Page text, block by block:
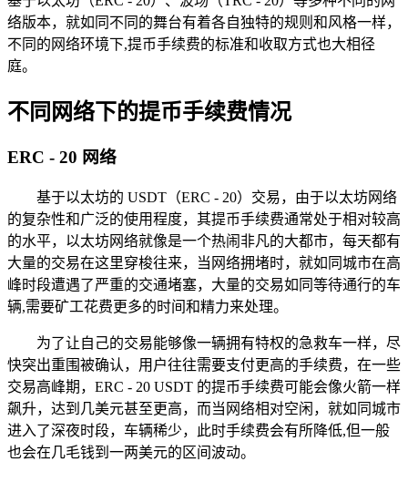
络版本，就如同不同的舞台有着各自独特的规则和风格一样，
不同的网络环境下,提币手续费的标准和收取方式也大相径
庭。
不同网络下的提币手续费情况
ERC - 20 网络
基于以太坊的 USDT（ERC - 20）交易，由于以太坊网络
的复杂性和广泛的使用程度，其提币手续费通常处于相对较高
的水平，以太坊网络就像是一个热闹非凡的大都市，每天都有
大量的交易在这里穿梭往来，当网络拥堵时，就如同城市在高
峰时段遭遇了严重的交通堵塞，大量的交易如同等待通行的车
辆,需要矿工花费更多的时间和精力来处理。
为了让自己的交易能够像一辆拥有特权的急救车一样，尽
快突出重围被确认，用户往往需要支付更高的手续费，在一些
交易高峰期，ERC - 20 USDT 的提币手续费可能会像火箭一样
飙升，达到几美元甚至更高，而当网络相对空闲，就如同城市
进入了深夜时段，车辆稀少，此时手续费会有所降低,但一般
也会在几毛钱到一两美元的区间波动。